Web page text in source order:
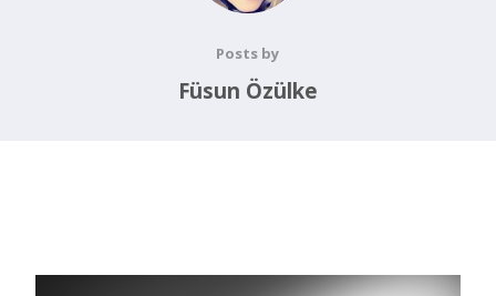
Posts by
Füsun Özülke